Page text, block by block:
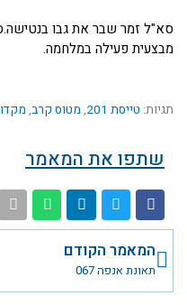
סא"ל זמר שבר את גבו
מבצעית פעילה במלחמה.
תגיות: טייסת 201 , מטוס קרב,
שתפו את המאמר
קודם
המאמר הקודם
תאונת אנפה 067